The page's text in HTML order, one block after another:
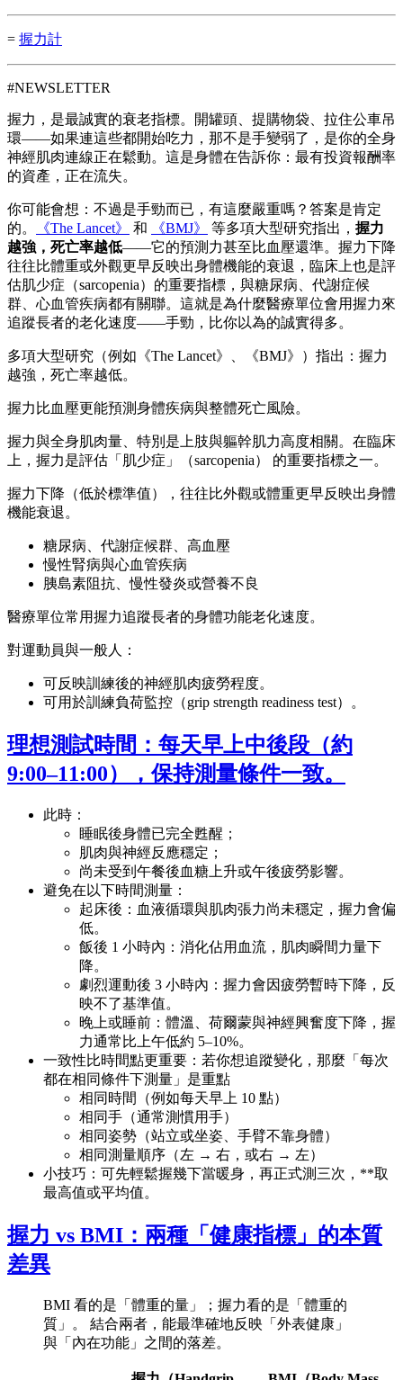
= 握力計
#NEWSLETTER
握力，是最誠實的衰老指標。開罐頭、提購物袋、拉住公車吊
環——如果連這些都開始吃力，那不是手變弱了，是你的全身
神經肌肉連線正在鬆動。這是身體在告訴你：最有投資報酬率
的資產，正在流失。
你可能會想：不過是手勁而已，有這麼嚴重嗎？答案是肯定
的。
《The Lancet》 和 《BMJ》 等多項大型研究指出， 握力
越強，死亡率越低——它的預測力甚至比血壓還準。握力下降
往往比體重或外觀更早反映出身體機能的衰退，臨床上也是評
估肌少症（sarcopenia）的重要指標，與糖尿病、代謝症候
群、心血管疾病都有關聯。這就是為什麼醫療單位會用握力來
追蹤長者的老化速度——手勁，比你以為的誠實得多。
多項大型研究（例如《The Lancet》、《BMJ》）指出：握力
越強，死亡率越低。
握力比血壓更能預測身體疾病與整體死亡風險。
握力與全身肌肉量、特別是上肢與軀幹肌力高度相關。在臨床
上，握力是評估「肌少症」（sarcopenia） 的重要指標之一。
握力下降（低於標準值），往往比外觀或體重更早反映出身體
機能衰退。
糖尿病、代謝症候群、高血壓
慢性腎病與心血管疾病
胰島素阻抗、慢性發炎或營養不良
醫療單位常用握力追蹤長者的身體功能老化速度。
對運動員與一般人：
可反映訓練後的神經肌肉疲勞程度。
可用於訓練負荷監控（grip strength readiness test）。
理想測試時間：每天早上中後段（約
9:00–11:00），保持測量條件一致。
此時：
睡眠後身體已完全甦醒；
肌肉與神經反應穩定；
尚未受到午餐後血糖上升或午後疲勞影響。
避免在以下時間測量：
起床後：血液循環與肌肉張力尚未穩定，握力會偏
低。
飯後 1 小時內：消化佔用血流，肌肉瞬間力量下
降。
劇烈運動後 3 小時內：握力會因疲勞暫時下降，反
映不了基準值。
晚上或睡前：體溫、荷爾蒙與神經興奮度下降，握
力通常比上午低約 5–10%。
一致性比時間點更重要：若你想追蹤變化，那麼「每次
都在相同條件下測量」是重點
相同時間（例如每天早上 10 點）
相同手（通常測慣用手）
相同姿勢（站立或坐姿、手臂不靠身體）
相同測量順序（左 → 右，或右 → 左）
小技巧：可先輕鬆握幾下當暖身，再正式測三次，**取
最高值或平均值。
握力 vs BMI：兩種「健康指標」的本質
差異
BMI 看的是「體重的量」；握力看的是「體重的
質」。 結合兩者，能最準確地反映「外表健康」
與「內在功能」之間的落差。